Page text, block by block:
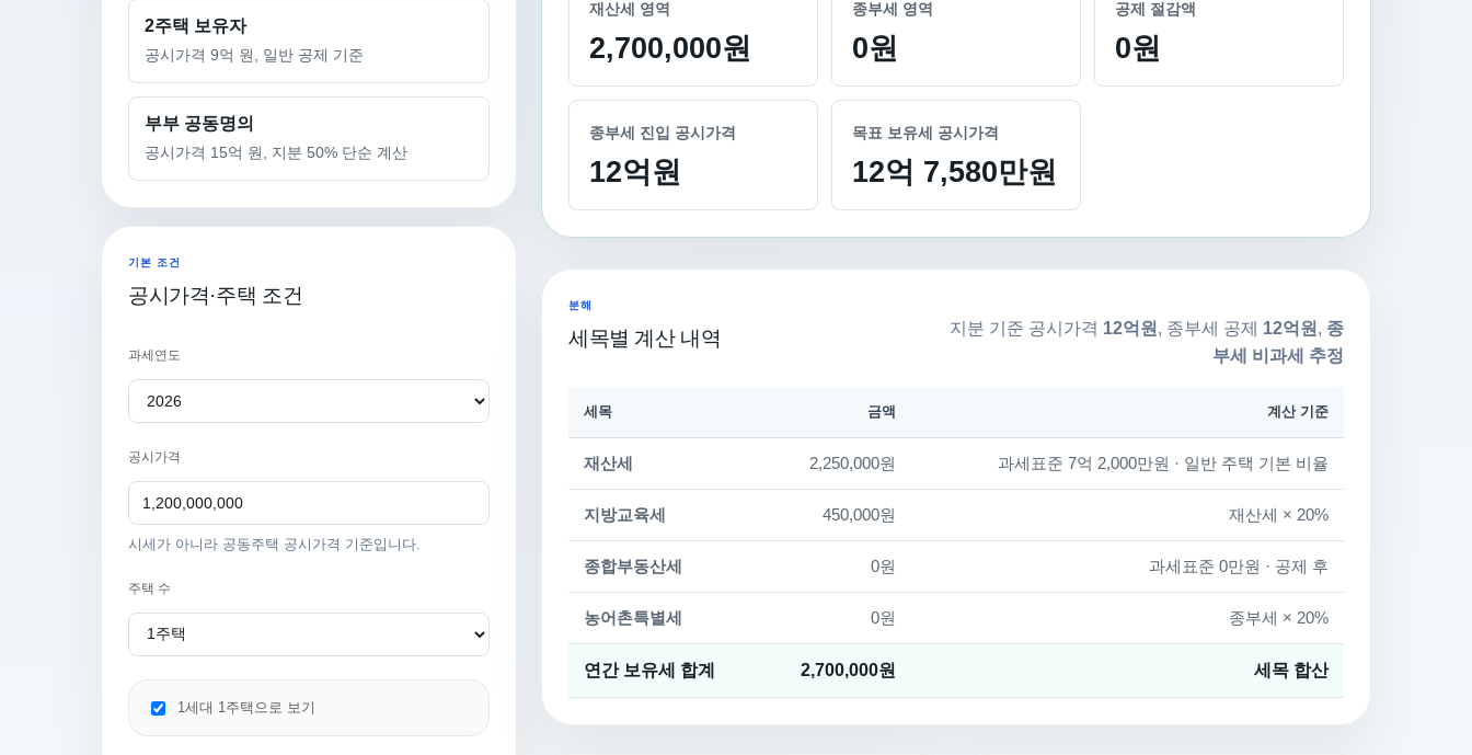
2주택 보유자
공시가격 9억 원, 일반 공제 기준
부부 공동명의
공시가격 15억 원, 지분 50% 단순 계산
기본 조건
공시가격·주택 조건
과세연도
공시가격
시세가 아니라 공동주택 공시가격 기준입니다.
주택 수
1세대 1주택으로 보기
재산세 영역
2,700,000원
종부세 영역
0원
공제 절감액
0원
종부세 진입 공시가격
12억원
목표 보유세 공시가격
12억 7,580만원
분해
세목별 계산 내역 지분 기준 공시가격 12억원 , 종부세 공제 12억원 , 종
부세 비과세 추정
세목 금액 계산 기준
재산세 2,250,000원 과세표준 7억 2,000만원 · 일반 주택 기본 비율
지방교육세 450,000원 재산세 × 20%
종합부동산세 0원 과세표준 0만원 · 공제 후
농어촌특별세 0원 종부세 × 20%
연간 보유세 합계 2,700,000원 세목 합산